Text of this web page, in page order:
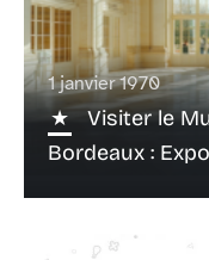
1 janvier 1970
Visiter le
Bordeaux :